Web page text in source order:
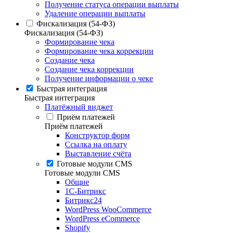
Получение статуса операции выплаты
Удаление операции выплаты
Фискализация (54-ФЗ)
Фискализация (54-ФЗ)
Формирование чека
Формирование чека коррекции
Создание чека
Создание чека коррекции
Получение информации о чеке
Быстрая интеграция
Быстрая интеграция
Платёжный виджет
Приём платежей
Приём платежей
Конструктор форм
Ссылка на оплату
Выставление счёта
Готовые модули CMS
Готовые модули CMS
Общие
1С-Битрикс
Битрикс24
WordPress WooCommerce
WordPress eCommerce
Shopify